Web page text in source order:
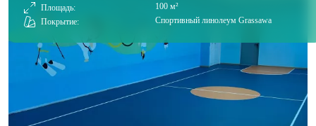
Площадь:
100 м²
Покрытие:
Спортивный линолеум Grassawa